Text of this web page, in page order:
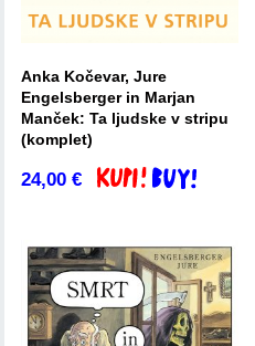
Anka Kočevar, Jure
Engelsberger in Marjan
Manček: Ta ljudske v stripu
(komplet)
24,00€ Dodaj v košarico